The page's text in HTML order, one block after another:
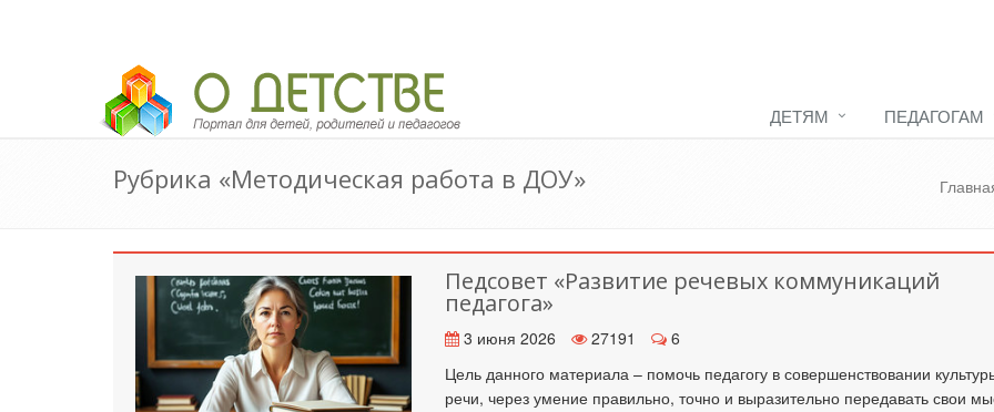
Педагогический портал «О детстве»
ДЕТЯМ
ПЕДАГОГАМ
Рубрика «Методическая работа в ДОУ»
Педсовет «Развитие речевых коммуникаций
педагога»
3 июня 2026 27191
6
Цель данного материала – помочь педагогу в совершенствовании
речи, через умение правильно, точно и выразительно передавать свои